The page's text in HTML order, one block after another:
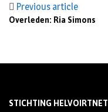
Previous article
Overleden: Ria Simons
STICHTING HELVOIRTNET